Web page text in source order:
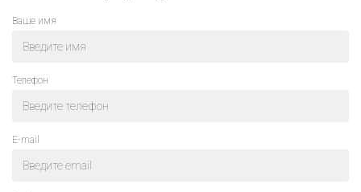
Ваше имя
Телефон
E-mail